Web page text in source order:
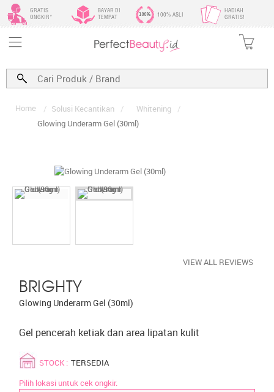
GRATIS
ONGKIR*
BAYAR DI
TEMPAT
100% ASLI
HADIAH
GRATIS!
Home / Solusi Kecantikan / Whitening
/
Glowing Underarm Gel (30ml)
BRIGHTY
Glowing Underarm Gel (30ml)
Gel pencerah ketiak dan area lipatan kulit
VIEW ALL REVIEWS
STOCK : TERSEDIA
Pilih lokasi untuk cek ongkir.